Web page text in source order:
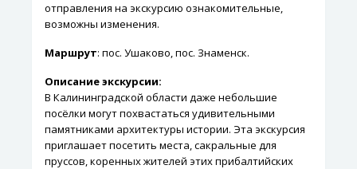
отправления на экскурсию ознакомительные,
возможны изменения.
Маршрут: пос. Ушаково, пос. Знаменск.
Описание экскурсии:
В Калининградской области даже небольшие
посёлки могут похвастаться удивительными
памятниками архитектуры истории. Эта экскурсия
приглашает посетить места, сакральные для
пруссов, коренных жителей этих прибалтийских